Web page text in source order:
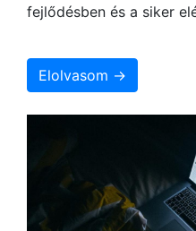
fejlődésben és a siker
Elolvasom →